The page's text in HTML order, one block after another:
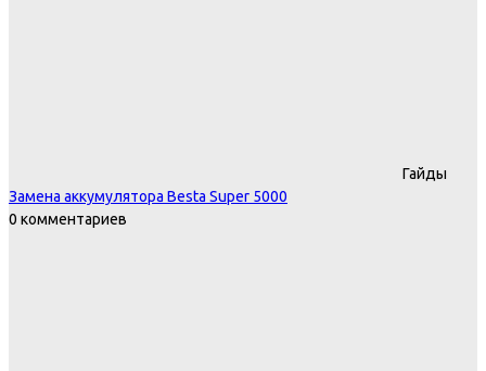
Гайды
Замена аккумулятора Besta Super 5000
0 комментариев